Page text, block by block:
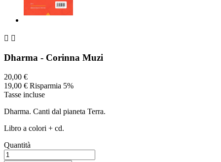
 
Dharma - Corinna Muzi
20,00 €
19,00 € Risparmia 5%
Tasse incluse
Dharma. Canti dal pianeta Terra.
Libro a colori + cd.
Quantità